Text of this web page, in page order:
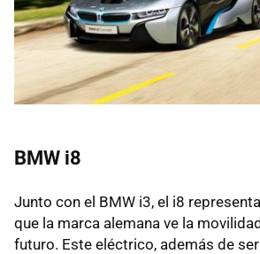
BMW i8
Junto con el BMW i3, el i8
que la marca alemana ve la
futuro. Este eléctrico, además de